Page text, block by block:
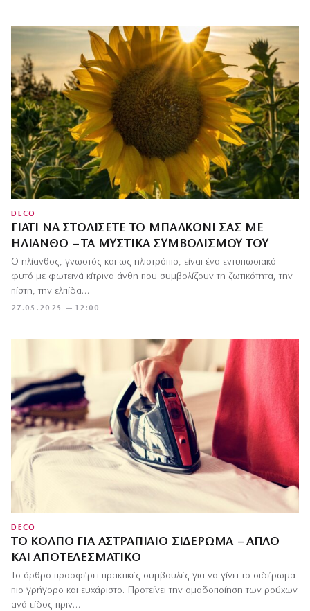
DECO
ΓΙΑΤΊ ΝΑ ΣΤΟΛΊΣΕΤΕ ΤΟ ΜΠΑΛΚΌΝΙ ΣΑΣ ΜΕ
ΗΛΊΑΝΘΟ – ΤΑ ΜΥΣΤΙΚΆ ΣΥΜΒΟΛΙΣΜΟΎ ΤΟΥ
27.05.2025 — 12:00
Ο ηλίανθος, γνωστός και ως ηλιοτρόπιο, είναι ένα εντυπωσιακό
φυτό με φωτεινά κίτρινα άνθη που συμβολίζουν τη ζωτικότητα, την
πίστη, την ελπίδα…
DECO
ΤΟ ΚΌΛΠΟ ΓΙΑ ΑΣΤΡΑΠΙΑΊΟ ΣΙΔΈΡΩΜΑ – ΑΠΛΌ
ΚΑΙ ΑΠΟΤΕΛΕΣΜΑΤΙΚΌ
Το άρθρο προσφέρει πρακτικές συμβουλές για να γίνει το σιδέρωμα
πιο γρήγορο και ευχάριστο. Προτείνει την ομαδοποίηση των ρούχων
ανά είδος πριν…